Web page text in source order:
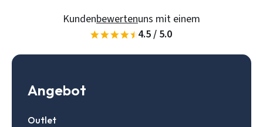
Kundenbewertenuns mit einem
4.5 / 5.0
Angebot
Outlet
Daten speichern
Zur Suche